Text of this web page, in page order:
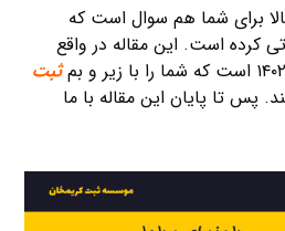
برای شما هم سوال است که
کرده است. این مقاله در واقع
ثبت
پس تا پایان این مقاله با ما